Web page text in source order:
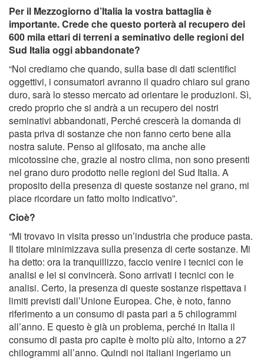
Per il Mezzogiorno d’Italia la vostra battaglia è
importante. Crede che questo porterà al recupero dei
600 mila ettari di terreni a seminativo delle regioni del
Sud Italia oggi abbandonate?
“Noi crediamo che quando, sulla base di dati scientifici
oggettivi, i consumatori avranno il quadro chiaro sul grano
duro, sarà lo stesso mercato ad orientare le produzioni. Sì,
credo proprio che si andrà a un recupero dei nostri
seminativi abbandonati, Perché crescerà la domanda di
pasta priva di sostanze che non fanno certo bene alla
nostra salute. Penso al glifosato, ma anche alle
micotossine che, grazie al nostro clima, non sono presenti
nel grano duro prodotto nelle regioni del Sud Italia. A
proposito della presenza di queste sostanze nel grano, mi
piace ricordare un fatto molto indicativo”.
Cioè?
“Mi trovavo in visita presso un’industria che produce pasta.
Il titolare minimizzava sulla presenza di certe sostanze. Mi
ha detto: ora la tranquillizzo, faccio venire i tecnici con le
analisi e lei si convincerà. Sono arrivati i tecnici con le
analisi. Certo, la presenza di queste sostanze rispettava i
limiti previsti dall’Unione Europea. Che, è noto, fanno
riferimento a un consumo di pasta pari a 5 chilogrammi
all’anno. E questo è già un problema, perché in Italia il
consumo di pasta pro capite è molto più alto, intorno a 27
chilogrammi all’anno. Quindi noi italiani ingeriamo un